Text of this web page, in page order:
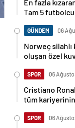
En fazla
Tam 5
GÜNDEM 06
Norweç
oluşan özel
SPOR 06
Cristiano
tüm
SPOR 06